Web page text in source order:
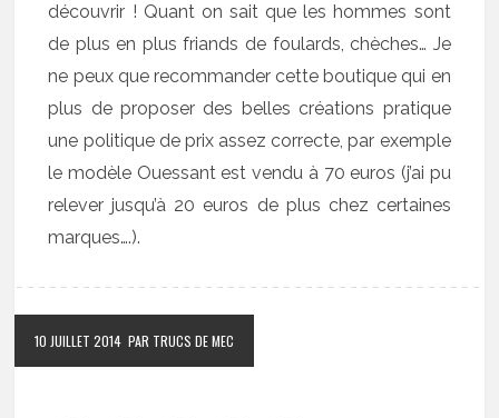
découvrir ! Quant on sait que les hommes sont
de plus en plus friands de foulards, chèches… Je
ne peux que recommander cette boutique qui en
plus de proposer des belles créations pratique
une politique de prix assez correcte, par exemple
le modèle Ouessant est vendu à 70 euros (j’ai pu
relever jusqu’à 20 euros de plus chez certaines
marques….).
10 JUILLET 2014 PAR TRUCS DE MEC